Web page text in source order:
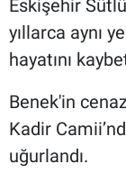
Eskişehir
yıllarca aynı
hayatını
Benek'in
Kadir
uğurlandı.